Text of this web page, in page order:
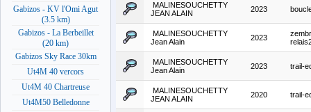
Gabizos - KV l'Omi Agut
(3.5 km)
Gabizos - La Berbeillet
(20 km)
Gabizos Sky Race 30km
Ut4M 40 vercors
Ut4M 40 Chartreuse
Ut4M50 Belledonne
MALINESOUCHETTY
JEAN ALAIN
2023
MALINESOUCHETTY
Jean Alain
2023
MALINESOUCHETTY
Jean Alain
2023 trail-
MALINESOUCHETTY
JEAN ALAIN
2020 trail-